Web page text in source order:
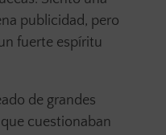
publicidad, pero
fuerte espíritu
de grandes
cuestionaban